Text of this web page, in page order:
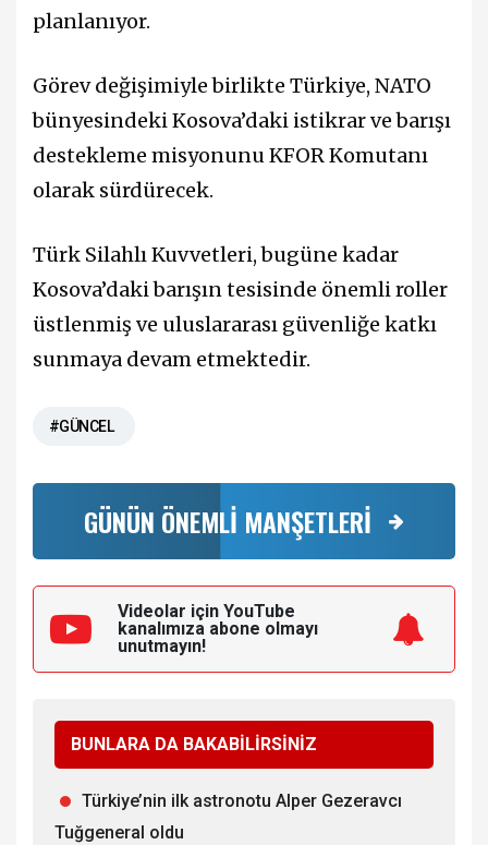
planlanıyor.
Görev değişimiyle birlikte Türkiye, NATO
bünyesindeki Kosova’daki istikrar ve barışı
destekleme misyonunu KFOR Komutanı
olarak sürdürecek.
Türk Silahlı Kuvvetleri, bugüne kadar
Kosova’daki barışın tesisinde önemli roller
üstlenmiş ve uluslararası güvenliğe katkı
sunmaya devam etmektedir.
#GÜNCEL
GÜNÜN ÖNEMLİ MANŞETLERİ
Videolar için YouTube
kanalımıza abone olmayı
unutmayın!
BUNLARA DA BAKABİLİRSİNİZ
Türkiye’nin ilk astronotu Alper Gezeravcı
Tuğgeneral oldu